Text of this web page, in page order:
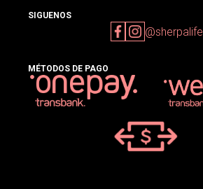
SIGUENOS
@sherpalife
MÉTODOS DE PAGO